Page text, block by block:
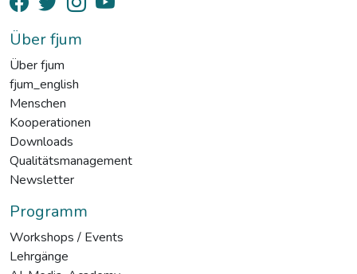
Über fjum
Über fjum
fjum_english
Menschen
Kooperationen
Downloads
Qualitätsmanagement
Newsletter
Programm
Workshops / Events
Lehrgänge